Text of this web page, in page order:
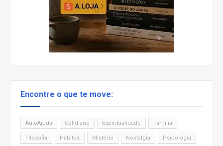
Encontre o que te move:
AutoAjuda Cotidiano Espiritualidade Família
Filosofia Hábitos Mistério Nostalgia Psicologia